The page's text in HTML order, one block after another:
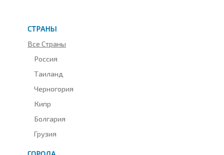
СТРАНЫ
Все Страны
Россия
Таиланд
Черногория
Кипр
Болгария
Грузия